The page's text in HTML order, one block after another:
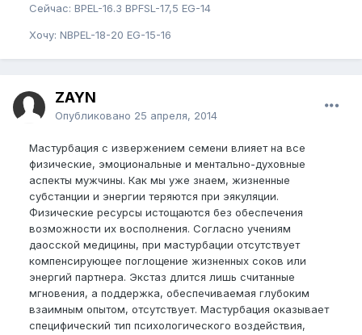
Сейчас: BPEL-16.3 BPFSL-17,5 EG-14
Хочу: NBPEL-18-20 EG-15-16
ZAYN
Опубликовано 25 апреля, 2014
Мастурбация с извержением семени влияет на все
физические, эмоциональные и ментально-духовные
аспекты мужчины. Как мы уже знаем, жизненные
субстанции и энергии теряются при эякуляции.
Физические ресурсы истощаются без обеспечения
возможности их восполнения. Согласно учениям
даосской медицины, при мастурбации отсутствует
компенсирующее поглощение жизненных соков или
энергий партнера. Экстаз длится лишь считанные
мгновения, а поддержка, обеспечиваемая глубоким
взаимным опытом, отсутствует. Мастурбация оказывает
специфический тип психологического воздействия,